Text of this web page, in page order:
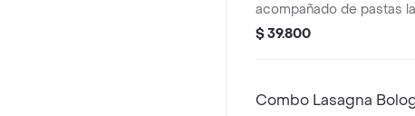
acompañado de pastas
en salsa blanca o roja,
$ 39.800
Combo Lasagna